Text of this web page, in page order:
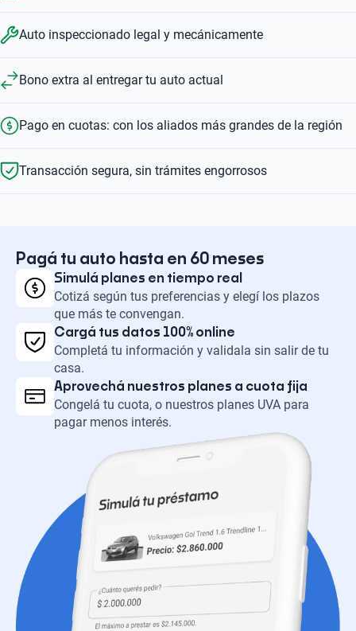
Auto inspeccionado legal y mecánicamente
Bono extra al entregar tu auto actual
Pago en cuotas: con los aliados más grandes de la región
Transacción segura, sin trámites engorrosos
Pagá tu auto hasta en 60 meses
Simulá planes en tiempo real
Cotizá según tus preferencias y elegí los plazos
que más te convengan.
Cargá tus datos 100% online
Completá tu información y validala sin salir de tu
casa.
Aprovechá nuestros planes a cuota fija
Congelá tu cuota, o nuestros planes UVA para
pagar menos interés.